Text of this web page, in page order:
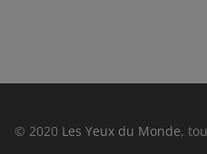
© 2020 Les Yeux du Monde,